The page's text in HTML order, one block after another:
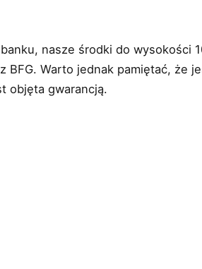
nasze środki do wysokości
BFG. Warto jednak pamiętać, że
objęta gwarancją.